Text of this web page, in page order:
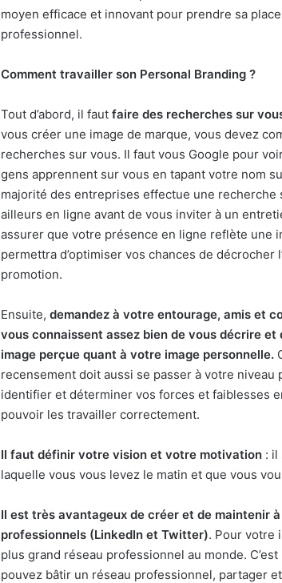
moyen efficace et innovant pour prendre sa
professionnel.
Comment travailler son Personal Branding ?
Tout d’abord, il faut faire des recherches sur
vous créer une image de marque, vous devez
recherches sur vous. Il faut vous Google pour
gens apprennent sur vous en tapant votre nom
majorité des entreprises effectue une recherche
ailleurs en ligne avant de vous inviter à un
assurer que votre présence en ligne reflète une
permettra d’optimiser vos chances de décrocher
promotion.
Ensuite, demandez à votre entourage, amis et
vous connaissent assez bien de vous décrire et
image perçue quant à votre image personnelle.
recensement doit aussi se passer à votre niveau
identifier et déterminer vos forces et faiblesses
pouvoir les travailler correctement.
Il faut définir votre vision et votre motivation : il
laquelle vous vous levez le matin et que vous
Il est très avantageux de créer et de maintenir
professionnels (LinkedIn et Twitter). Pour votre
plus grand réseau professionnel au monde.
pouvez bâtir un réseau professionnel, partager